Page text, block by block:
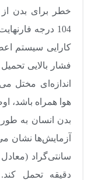
104 درجه
کارایی سیستم
فشار بالایی
اندازه‌ای مختل
هوا همراه باشد،
بدن انسان به
دقیقه تحمل